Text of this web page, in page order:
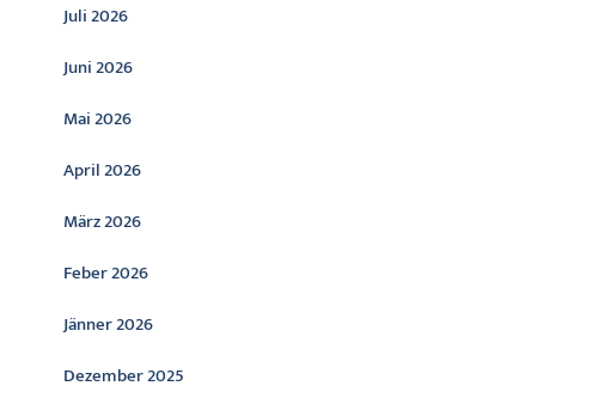
Juli 2026
Juni 2026
Mai 2026
April 2026
März 2026
Feber 2026
Jänner 2026
Dezember 2025